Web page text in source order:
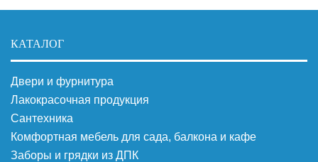
КАТАЛОГ
Двери и фурнитура
Лакокрасочная продукция
Сантехника
Комфортная мебель для сада, балкона и кафе
Заборы и грядки из ДПК